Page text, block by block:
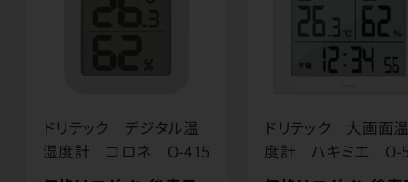
ドリテック デジタル温
湿度計 コロネ O-415
ドリテック 大画面
度計 ハキミエ O-